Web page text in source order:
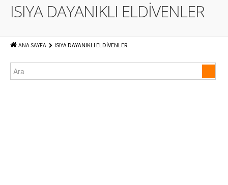
ISIYA DAYANIKLI ELDİVENLER
ANA SAYFA ISIYA DAYANIKLI ELDİVENLER